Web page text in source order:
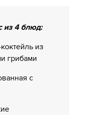
из 4 блюд:
из
грибами
с